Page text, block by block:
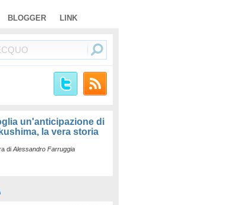
BLOGGER LINK
un'anticipazione di
la vera storia
di Alessandro Farruggia